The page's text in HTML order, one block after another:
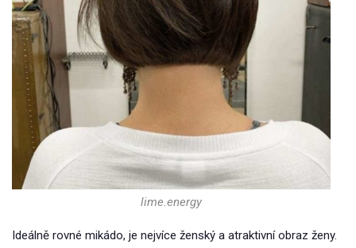
lime.energy
Ideálně rovné mikádo, je nejvíce ženský a atraktivní obraz ženy.